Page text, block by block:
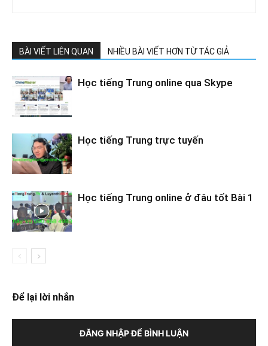
BÀI VIẾT LIÊN QUAN NHIỀU BÀI VIẾT HƠN TỪ TÁC GIẢ
Học tiếng Trung online qua Skype
Học tiếng Trung trực tuyến
Học tiếng Trung online ở đâu tốt Bài 1
Để lại lời nhắn
ĐĂNG NHẬP ĐỂ BÌNH LUẬN